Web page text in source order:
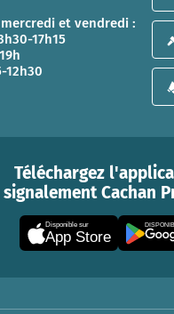
et vendredi :
17h15
12h30
Téléchargez
signalement Cachan
Disponible sur
App Store